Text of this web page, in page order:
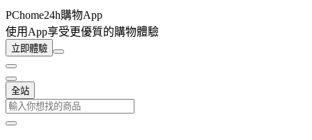
PChome24h購物App
使用App享受更優質的購物體驗
立即體驗
全站